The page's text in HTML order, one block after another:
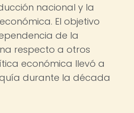
nacional y la
El objetivo
de la
respecto a otros
económica llevó a
durante la década